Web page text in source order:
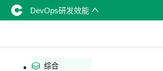
DevOps研发效能
综合